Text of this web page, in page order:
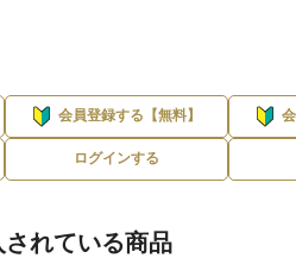
会員登録する【無料】
ログインする
れている商品